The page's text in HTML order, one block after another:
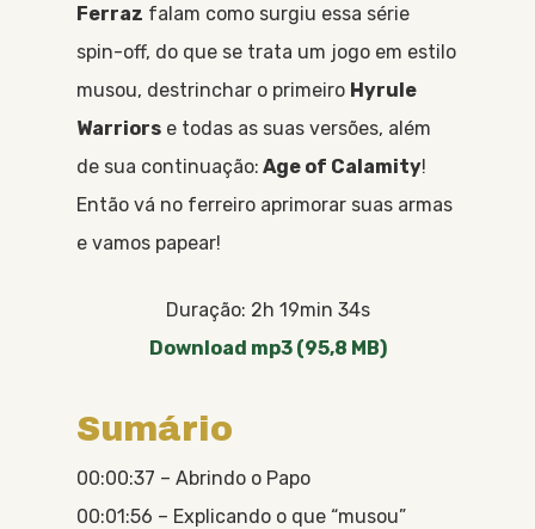
Ferraz falam como surgiu essa série
spin-off, do que se trata um jogo em estilo
musou, destrinchar o primeiro Hyrule
Warriors e todas as suas versões, além
de sua continuação: Age of Calamity!
Então vá no ferreiro aprimorar suas armas
e vamos papear!
Duração: 2h 19min 34s
Download mp3 (95,8 MB)
Sumário
00:00:37 – Abrindo o Papo
00:01:56 – Explicando o que “musou”